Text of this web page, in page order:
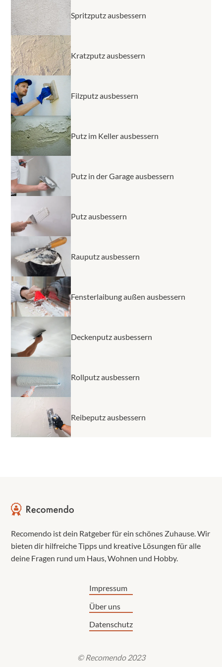
Spritzputz ausbessern
Kratzputz ausbessern
Filzputz ausbessern
Putz im Keller ausbessern
Putz in der Garage ausbessern
Putz ausbessern
Rauputz ausbessern
Fensterlaibung außen ausbessern
Deckenputz ausbessern
Rollputz ausbessern
Reibeputz ausbessern
Recomendo ist dein Ratgeber für ein schönes Zuhause. Wir
bieten dir hilfreiche Tipps und kreative Lösungen für alle
deine Fragen rund um Haus, Wohnen und Hobby.
© Recomendo 2023
Impressum
Über uns
Datenschutz